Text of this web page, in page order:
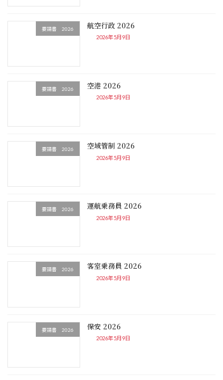
要請書 2026 航空行政 2026
2026年5月9日
要請書 2026 空港 2026
2026年5月9日
要請書 2026 空域管制 2026
2026年5月9日
要請書 2026 運航乗務員 2026
2026年5月9日
要請書 2026 客室乗務員 2026
2026年5月9日
要請書 2026 保安 2026
2026年5月9日